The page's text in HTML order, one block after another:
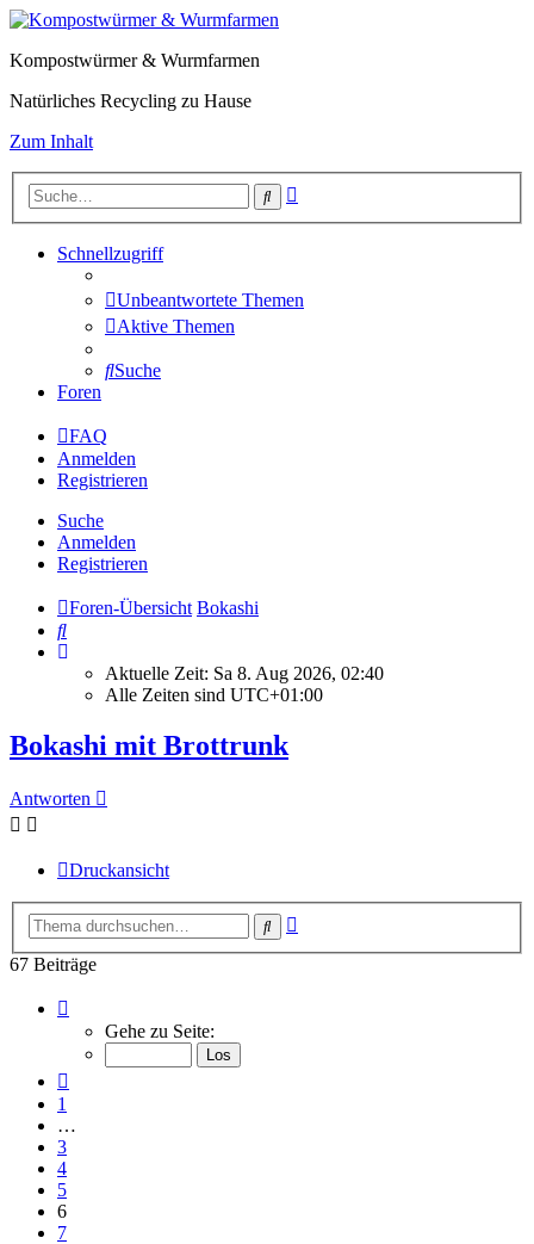
Kompostwürmer & Wurmfarmen
Natürliches Recycling zu Hause
Zum Inhalt
Suche
Schnellzugriff
Unbeantwortete Themen
Aktive Themen
Suche
Foren
FAQ
Anmelden
Registrieren
Suche
Anmelden
Registrieren
Foren-Übersicht Bokashi
Suche
Aktuelle Zeit: Sa 8. Aug 2026, 02:40
Alle Zeiten sind UTC+01:00
Bokashi mit Brottrunk
Antworten
Druckansicht
Suche
67 Beiträge
von
Gehe zu Seite:
1
…
3
4
5
6
7